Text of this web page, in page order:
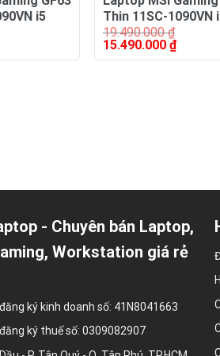
i5
Thin 11SC-1090VN
19.490.000₫
Giá
15.490.000 ₫Giá
hiện
- Chuyên bán Laptop,
Workstation giá rẻ
ký kinh doanh số: 41N8041663
ký thuế số: 0309082907